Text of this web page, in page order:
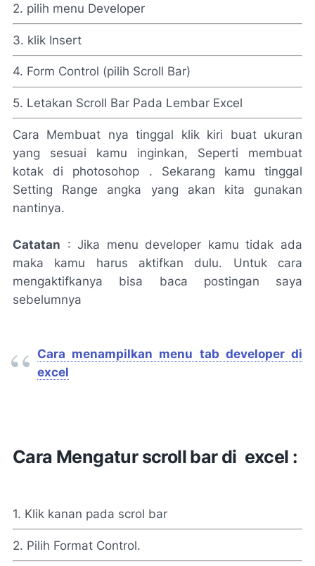
2. pilih menu Developer
3. klik Insert
4. Form Control (pilih Scroll Bar)
5. Letakan Scroll Bar Pada Lembar Excel
Cara Membuat nya tinggal klik kiri buat ukuran
yang sesuai kamu inginkan, Seperti membuat
kotak di photosohop . Sekarang kamu tinggal
Setting Range angka yang akan kita gunakan
nantinya.
Catatan : Jika menu developer kamu tidak ada
maka kamu harus aktifkan dulu. Untuk cara
mengaktifkanya bisa baca postingan saya
sebelumnya
Cara menampilkan menu tab developer di
excel
Cara Mengatur scroll bar di excel :
1. Klik kanan pada scrol bar
2. Pilih Format Control.